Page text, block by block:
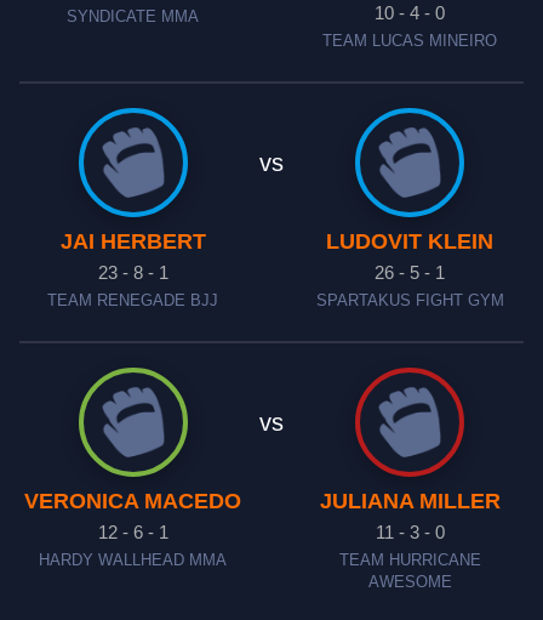
SYNDICATE MMA 10 - 4 - 0
TEAM LUCAS MINEIRO
JAI HERBERT
23 - 8 - 1
TEAM RENEGADE BJJ
vs
LUDOVIT KLEIN
26 - 5 - 1
SPARTAKUS FIGHT GYM
VERONICA MACEDO
12 - 6 - 1
HARDY WALLHEAD MMA
vs
JULIANA MILLER
11 - 3 - 0
TEAM HURRICANE
AWESOME